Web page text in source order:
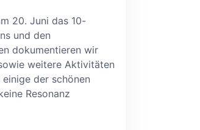
20. Juni das 10-
und den
dokumentieren wir
weitere Aktivitäten
der schönen
Resonanz